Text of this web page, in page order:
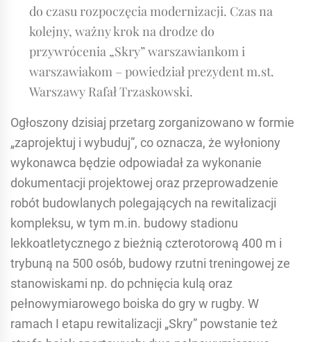
do czasu rozpoczęcia modernizacji. Czas na
kolejny, ważny krok na drodze do
przywrócenia „Skry” warszawiankom i
warszawiakom – powiedział prezydent m.st.
Warszawy Rafał Trzaskowski.
Ogłoszony dzisiaj przetarg zorganizowano w formie
„zaprojektuj i wybuduj”, co oznacza, że wyłoniony
wykonawca będzie odpowiadał za wykonanie
dokumentacji projektowej oraz przeprowadzenie
robót budowlanych polegających na rewitalizacji
kompleksu, w tym m.in. budowy stadionu
lekkoatletycznego z bieżnią czterotorową 400 m i
trybuną na 500 osób, budowy rzutni treningowej ze
stanowiskami np. do pchnięcia kulą oraz
pełnowymiarowego boiska do gry w rugby. W
ramach I etapu rewitalizacji „Skry” powstanie też